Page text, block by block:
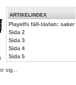
ARTIKELINDEX
Playelfs fäll-tävlan: saker
Sida 2
Sida 3
Sida 4
Sida 5
sig...